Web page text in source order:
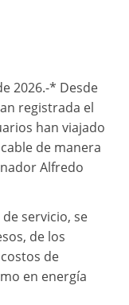
2026.-* Desde
registrada el
han viajado
de manera
Alfredo
servicio, se
de los
de
en energía